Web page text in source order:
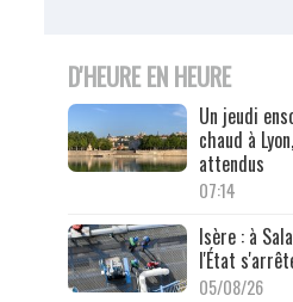
D'HEURE EN HEURE
Un jeudi
chaud à
attendus
07:14
Isère : à
l'État
05/08/26